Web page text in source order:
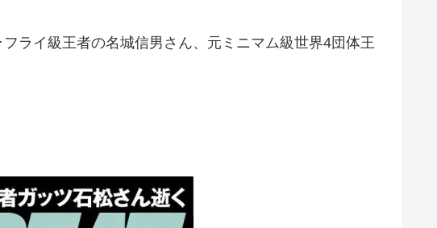
ライ級王者の名城信男さん、元ミニマム級世界4団体王